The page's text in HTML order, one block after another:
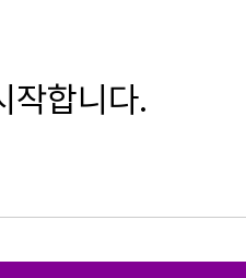
작합니다.